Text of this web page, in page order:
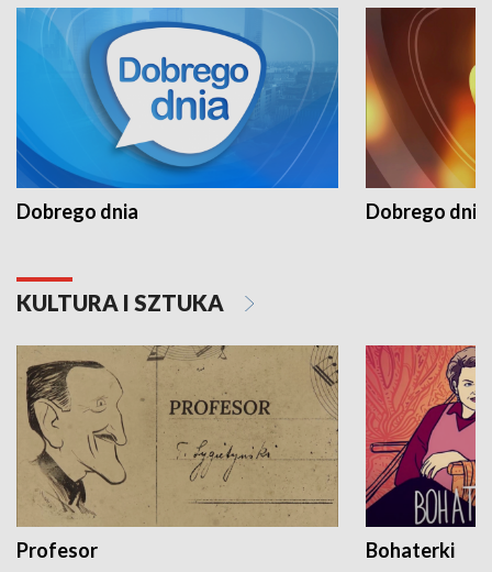
Dobrego dnia Dobrego dnia
KULTURA I SZTUKA
Profesor Bohaterki